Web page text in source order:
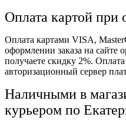
Оплата картой при
Оплата картами VISA,
оформлении заказа на сайте
получаете скидку 2%.
авторизационный сервер
Наличными в
курьером по